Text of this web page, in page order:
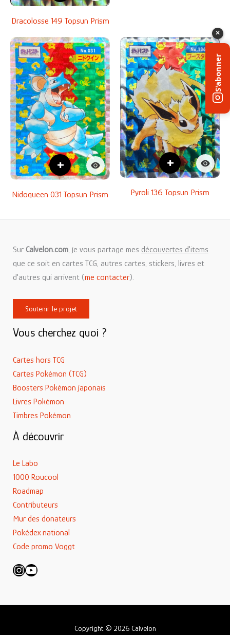
Dracolosse 149 Topsun Prism
+
Nidoqueen 031 Topsun Prism
+
Pyroli 136 Topsun Prism
Sur Calvelon.com, je vous partage mes découvertes d'items
que ce soit en cartes TCG, autres cartes, stickers, livres et
d'autres qui arrivent (me contacter).
Soutenir le projet
Vous cherchez quoi ?
Cartes hors TCG
Cartes Pokémon (TCG)
Boosters Pokémon japonais
Livres Pokémon
Timbres Pokémon
À découvrir
Le Labo
1000 Roucool
Roadmap
Contributeurs
Mur des donateurs
Pokédex national
Code promo Voggt
Instagram
YouTube
Copyright © 2026 Calvelon
×
S'abonner